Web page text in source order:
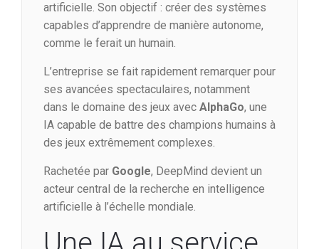
artificielle. Son objectif : créer des systèmes
capables d’apprendre de manière autonome,
comme le ferait un humain.
L’entreprise se fait rapidement remarquer pour
ses avancées spectaculaires, notamment
dans le domaine des jeux avec AlphaGo, une
IA capable de battre des champions humains à
des jeux extrêmement complexes.
Rachetée par Google, DeepMind devient un
acteur central de la recherche en intelligence
artificielle à l’échelle mondiale.